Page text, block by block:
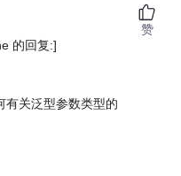
的回复:]
有关泛型参数类型的
赞